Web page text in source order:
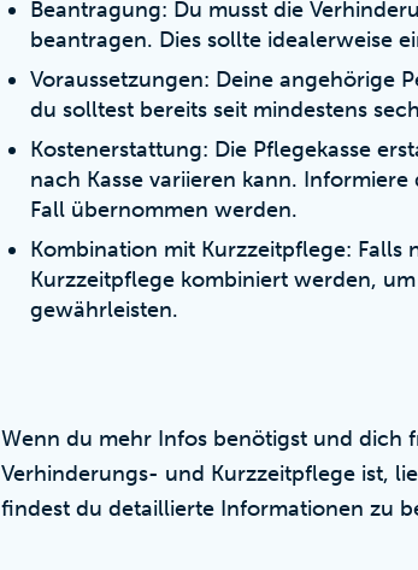
Beantragung: Du musst die
beantragen. Dies sollte idealerweise
Voraussetzungen: Deine angehörige
du solltest bereits seit mindestens
Kostenerstattung: Die Pflegekasse
nach Kasse variieren kann.
Fall übernommen werden.
Kombination mit Kurzzeitpflege:
Kurzzeitpflege kombiniert werden,
gewährleisten.
Wenn du mehr Infos benötigst und dich
Verhinderungs- und Kurzzeitpflege ist,
findest du detaillierte Informationen zu